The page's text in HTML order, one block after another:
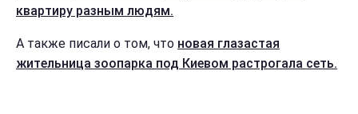
квартиру разным людям.
А также писали о том, что новая глазастая
жительница зоопарка под Киевом растрогала сеть.